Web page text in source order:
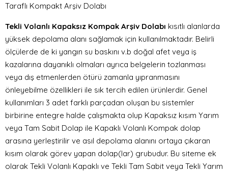
Taraflı Kompakt Arşiv Dolabı
Tekli Volanlı Kapaksız Kompak Arşiv Dolabı kısıtlı alanlarda
yüksek depolama alanı sağlamak için kullanılmaktadır. Belirli
ölçülerde de ki yangın su baskını v.b doğal afet veya iş
kazalarına dayanıklı olmaları ayrıca belgelerin tozlanması
veya dış etmenlerden ötürü zamanla yıpranmasını
önleyebilme özellikleri ile sık tercih edilen ürünlerdir. Genel
kullanımları 3 adet farklı parçadan oluşan bu sistemler
birbirine entegre halde çalışmakta olup Kapaksız kısım Yarım
veya Tam Sabit Dolap ile Kapaklı Volanlı Kompak dolap
arasına yerleştirilir ve asıl depolama alanını ortaya çıkaran
kısım olarak görev yapan dolap(lar) grubudur. Bu siteme ek
olarak Tekli Volanlı Kapaklı ve Tekli Tam Sabit veya Tekli Yarım